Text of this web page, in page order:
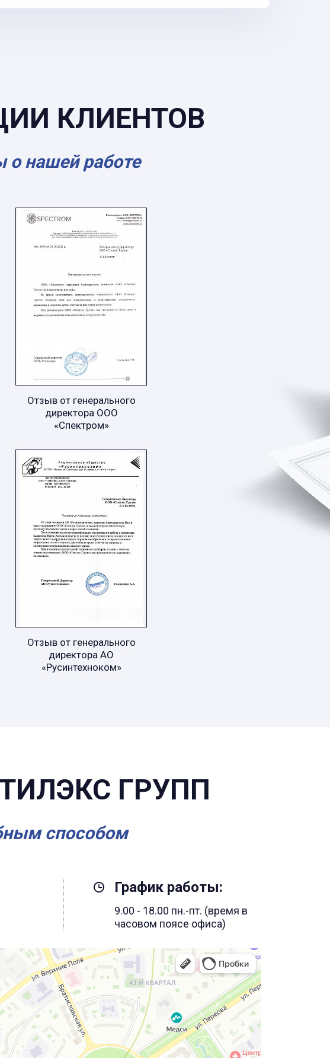
КЛИЕНТОВ
о нашей работе
Отзыв от генерального
директора ООО
«Спектром»
Отзыв от генерального
директора АО
«Русинтехноком»
ГРУПП
способом
График работы:
9.00 - 18.00 пн.-пт. (время в
часовом поясе офиса)